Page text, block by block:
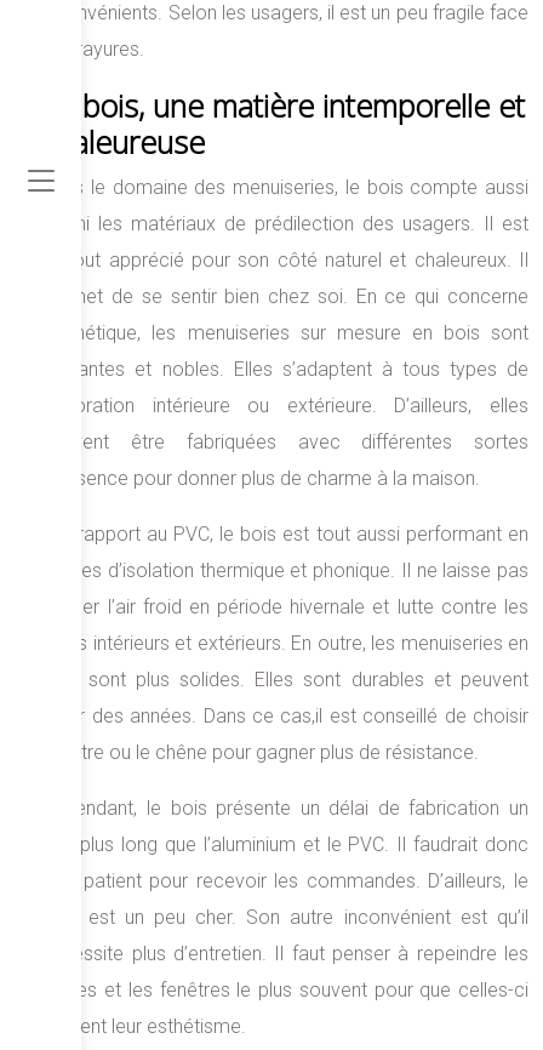
inconvénients. Selon les usagers, il est un peu fragile face
aux rayures.
Le bois, une matière intemporelle et
chaleureuse
Dans le domaine des menuiseries, le bois compte aussi
parmi les matériaux de prédilection des usagers. Il est
surtout apprécié pour son côté naturel et chaleureux. Il
permet de se sentir bien chez soi. En ce qui concerne
l’esthétique, les menuiseries sur mesure en bois sont
élégantes et nobles. Elles s’adaptent à tous types de
décoration intérieure ou extérieure. D’ailleurs, elles
peuvent être fabriquées avec différentes sortes
d’essence pour donner plus de charme à la maison.
Par rapport au PVC, le bois est tout aussi performant en
termes d’isolation thermique et phonique. Il ne laisse pas
passer l’air froid en période hivernale et lutte contre les
bruits intérieurs et extérieurs. En outre, les menuiseries en
bois sont plus solides. Elles sont durables et peuvent
durer des années. Dans ce cas,il est conseillé de choisir
le hêtre ou le chêne pour gagner plus de résistance.
Cependant, le bois présente un délai de fabrication un
peu plus long que l’aluminium et le PVC. Il faudrait donc
être patient pour recevoir les commandes. D’ailleurs, le
bois est un peu cher. Son autre inconvénient est qu’il
nécessite plus d’entretien. Il faut penser à repeindre les
portes et les fenêtres le plus souvent pour que celles-ci
gardent leur esthétisme.